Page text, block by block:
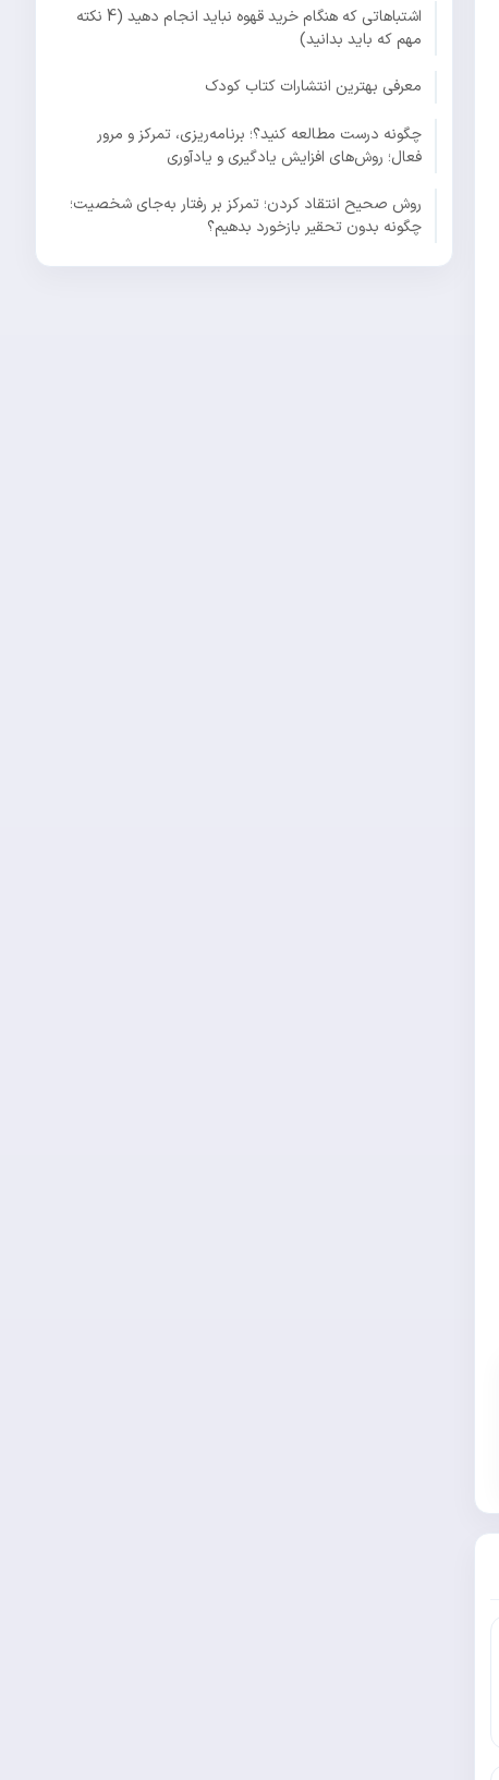
اشتباهاتی که هنگام خرید قهوه نباید انجام دهید (4 نکته
مهم که باید بدانید)
معرفی بهترین انتشارات کتاب کودک
چگونه درست مطالعه کنید؟؛ برنامه‌ریزی، تمرکز و مرور
فعال؛ روش‌های افزایش یادگیری و یادآوری
روش صحیح انتقاد کردن؛ تمرکز بر رفتار به‌جای شخصیت؛
چگونه بدون تحقیر بازخورد بدهیم؟